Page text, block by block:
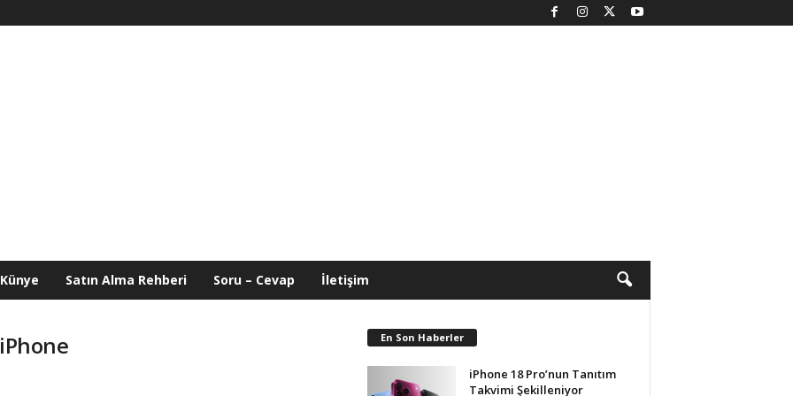
Künye Satın Alma Rehberi Soru – Cevap İletişim
En Son Haberler
iPhone 18 Pro’nun Tanıtım
Takvimi Şekilleniyor